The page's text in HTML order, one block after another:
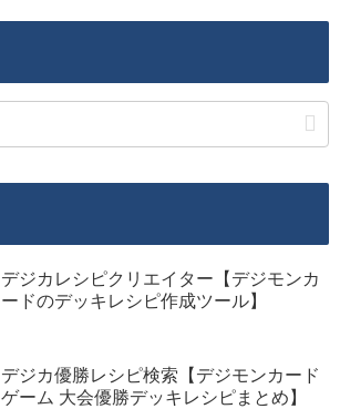
デジカレシピクリエイター【デジモンカ
ードのデッキレシピ作成ツール】
デジカ優勝レシピ検索【デジモンカード
ゲーム 大会優勝デッキレシピまとめ】